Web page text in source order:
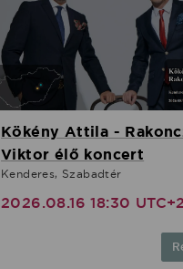
Kökény Attila -
Viktor élő koncert
Kenderes, Szabadtér
2026.08.16 18:30 UTC+2